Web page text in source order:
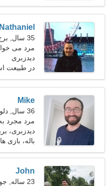
Cosplay
Nathaniel
35 سال, برج حمل
مرد می
ملاقات کند
دیدزبری
در طبیعت
زبان های
Mike
36 سال, دلو
33
دیدزبری،
باله، بازی
John
23 ساله, جوزا